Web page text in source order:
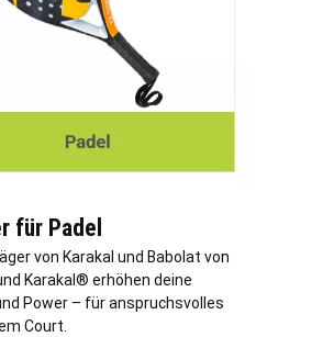
für Padel
von Karakal und Babolat von
Karakal® erhöhen deine
Power – für anspruchsvolles
Court.